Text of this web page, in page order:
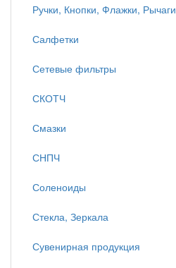
Ручки, Кнопки, Флажки, Рычаги
Салфетки
Сетевые фильтры
СКОТЧ
Смазки
СНПЧ
Соленоиды
Стекла, Зеркала
Сувенирная продукция